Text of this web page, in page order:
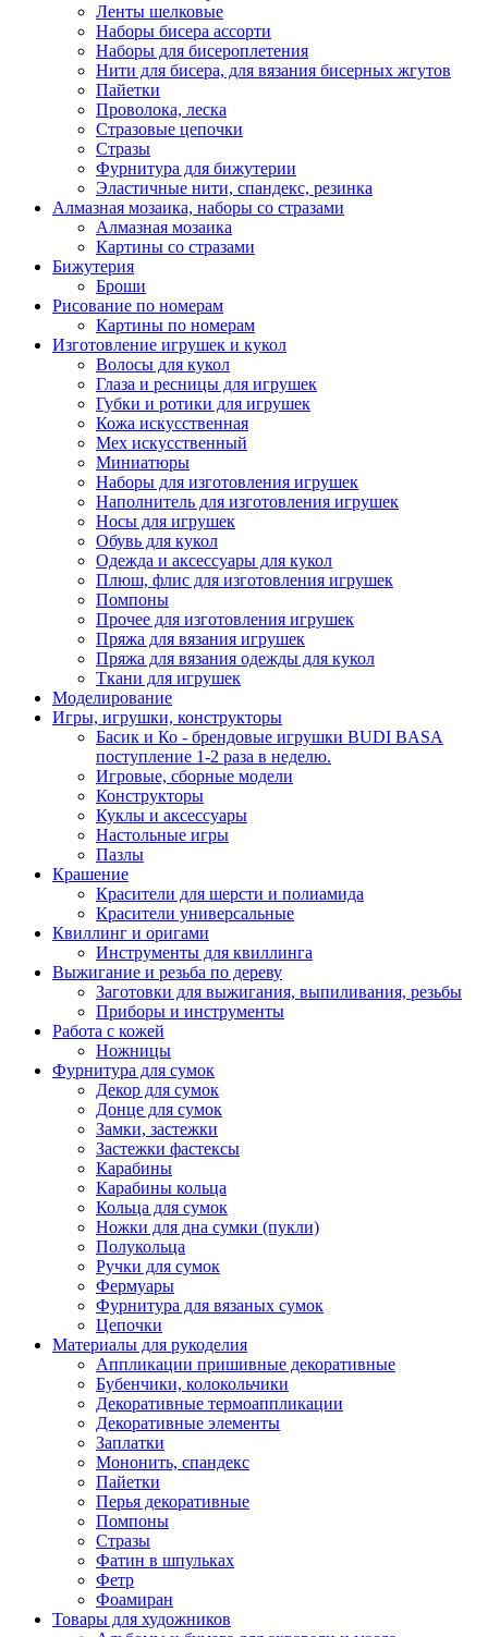
Ленты шелковые
Наборы бисера ассорти
Наборы для бисероплетения
Нити для бисера, для вязания бисерных жгутов
Пайетки
Проволока, леска
Стразовые цепочки
Стразы
Фурнитура для бижутерии
Эластичные нити, спандекс, резинка
Алмазная мозаика, наборы со стразами
Алмазная мозаика
Картины co стразами
Бижутерия
Броши
Рисование по номерам
Картины по номерам
Изготовление игрушек и кукол
Волосы для кукол
Глаза и ресницы для игрушек
Губки и ротики для игрушек
Кожа искусственная
Мех искусственный
Миниатюры
Наборы для изготовления игрушек
Наполнитель для изготовления игрушек
Носы для игрушек
Обувь для кукол
Одежда и аксессуары для кукол
Плюш, флис для изготовления игрушек
Помпоны
Прочее для изготовления игрушек
Пряжа для вязания игрушек
Пряжа для вязания одежды для кукол
Ткани для игрушек
Моделирование
Игры, игрушки, конструкторы
Басик и Ко - брендовые игрушки BUDI BASA
поступление 1-2 раза в неделю.
Игровые, сборные модели
Конструкторы
Куклы и аксессуары
Настольные игры
Пазлы
Крашение
Красители для шерсти и полиамида
Красители универсальные
Квиллинг и оригами
Инструменты для квиллинга
Выжигание и резьба по дереву
Заготовки для выжигания, выпиливания, резьбы
Приборы и инструменты
Работа с кожей
Ножницы
Фурнитура для сумок
Декор для сумок
Донце для сумок
Замки, застежки
Застежки фастексы
Карабины
Карабины кольца
Кольца для сумок
Ножки для дна сумки (пукли)
Полукольца
Ручки для сумок
Фермуары
Фурнитура для вязаных сумок
Цепочки
Материалы для рукоделия
Аппликации пришивные декоративные
Бубенчики, колокольчики
Декоративные термоаппликации
Декоративные элементы
Заплатки
Мононить, спандекс
Пайетки
Перья декоративные
Помпоны
Стразы
Фатин в шпульках
Фетр
Фоамиран
Товары для художников